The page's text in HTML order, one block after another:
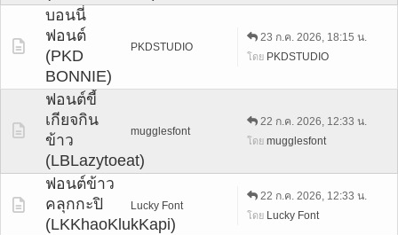
บอนนี่
ฟอนต์
(PKD
BONNIE)
PKDSTUDIO
23 ก.ค. 2026, 18:15 น.
โดย PKDSTUDIO
ฟอนต์ขี้
เกียจกิน
ข้าว
(LBLazytoeat)
mugglesfont
22 ก.ค. 2026, 12:33 น.
โดย mugglesfont
ฟอนต์ข้าว
คลุกกะปิ
(LKKhaoKlukKapi)
Lucky Font
22 ก.ค. 2026, 12:33 น.
โดย Lucky Font